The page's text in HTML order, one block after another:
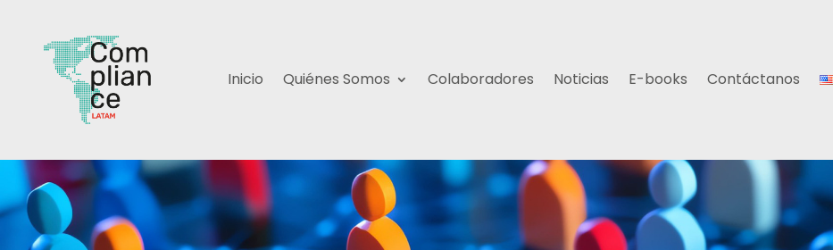
Inicio Quiénes Somos Colaboradores Noticias E-books Contáctanos